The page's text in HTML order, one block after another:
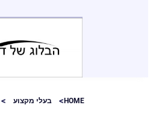
HOME בעלי מקצוע